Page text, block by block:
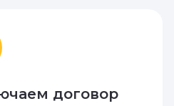
договор